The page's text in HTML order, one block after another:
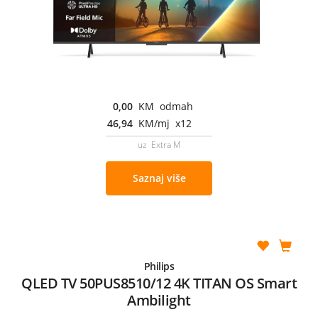
0,00 KM odmah
46,94 KM/mj x12
uz Extra M
Saznaj više
Philips
QLED TV 50PUS8510/12 4K TITAN OS Smart
Ambilight